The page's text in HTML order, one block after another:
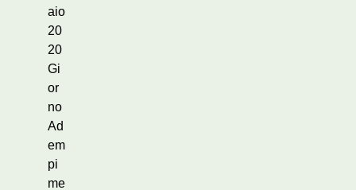
aio
20
20
Gi
or
no
Ad
em
pi
me